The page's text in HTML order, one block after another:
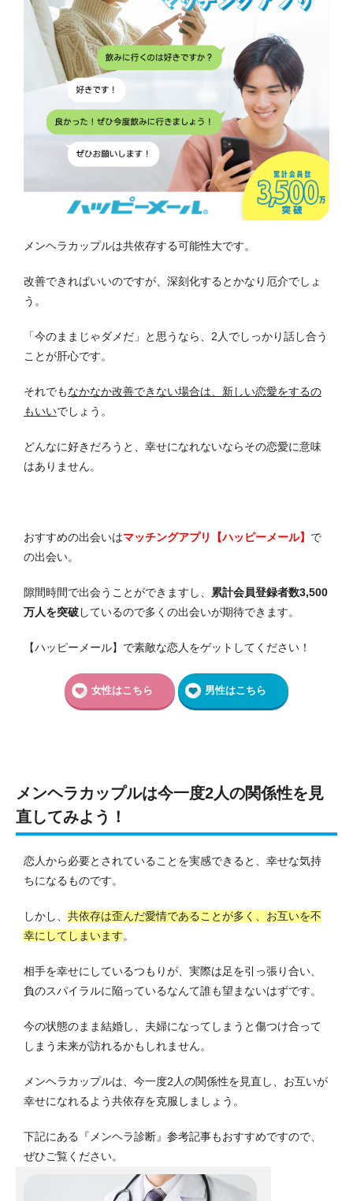
メンヘラカップルは共依存する可能性大です。
改善できればいいのですが、深刻化するとかなり厄介でしょ
う。
「今のままじゃダメだ」と思うなら、2人でしっかり話し合う
ことが肝心です。
それでもなかなか改善できない場合は、新しい恋愛をするの
もいいでしょう。
どんなに好きだろうと、幸せになれないならその恋愛に意味
はありません。
おすすめの出会いはマッチングアプリ【ハッピーメール】 で
の出会い。
隙間時間で出会うことができますし、 累計会員登録者数3,500
万人を突破しているので多くの出会いが期待できます。
【ハッピーメール】で素敵な恋人をゲットしてください！
女性はこちら 男性はこちら
メンヘラカップルは今一度2人の関係性を見
直してみよう！
恋人から必要とされていることを実感できると、幸せな気持
ちになるものです。
しかし、 共依存は歪んだ愛情であることが多く、お互いを不
幸にしてしまいます。
相手を幸せにしているつもりが、実際は足を引っ張り合い、
負のスパイラルに陥っているなんて誰も望まないはずです。
今の状態のまま結婚し、夫婦になってしまうと傷つけ合って
しまう未来が訪れるかもしれません。
メンヘラカップルは、今一度2人の関係性を見直し、お互いが
幸せになれるよう共依存を克服しましょう。
下記にある『メンヘラ診断』参考記事もおすすめですので、
ぜひご覧ください。